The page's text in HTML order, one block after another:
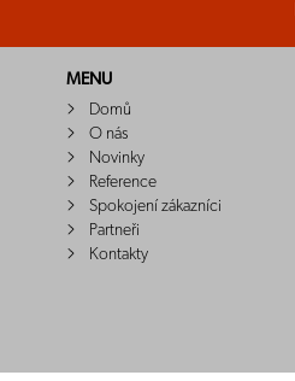
MENU
Domů
O nás
Novinky
Reference
Spokojení zákazníci
Partneři
Kontakty